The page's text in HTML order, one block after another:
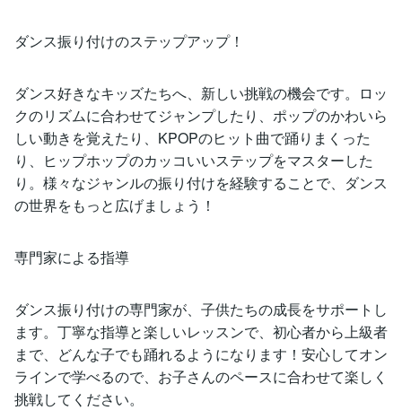
ダンス振り付けのステップアップ！
ダンス好きなキッズたちへ、新しい挑戦の機会です。ロッ
クのリズムに合わせてジャンプしたり、ポップのかわいら
しい動きを覚えたり、KPOPのヒット曲で踊りまくった
り、ヒップホップのカッコいいステップをマスターした
り。様々なジャンルの振り付けを経験することで、ダンス
の世界をもっと広げましょう！
専門家による指導
ダンス振り付けの専門家が、子供たちの成長をサポートし
ます。丁寧な指導と楽しいレッスンで、初心者から上級者
まで、どんな子でも踊れるようになります！安心してオン
ラインで学べるので、お子さんのペースに合わせて楽しく
挑戦してください。